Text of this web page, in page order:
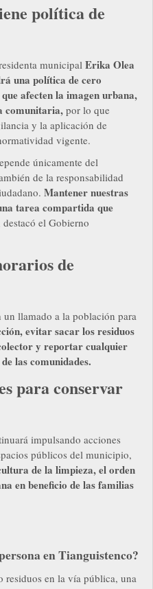
política de
municipal Erika Olea
una política de cero
afecten la imagen urbana,
comunitaria, por lo que
y la aplicación de
vigente.
únicamente del
de la responsabilidad
Mantener nuestras
tarea compartida que
destacó el Gobierno
de
llamado a la población para
evitar sacar los residuos
y reportar cualquier
las comunidades.
para conservar
impulsando acciones
públicos del municipio,
de la limpieza, el orden
en beneficio de las familias
en Tianguistenco?
residuos en la vía pública, una